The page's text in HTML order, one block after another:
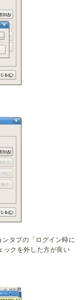
タブの「ログイン時に
ックを外した方が良い